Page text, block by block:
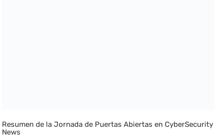
Resumen de la Jornada de Puertas Abiertas en CyberSecurity
News